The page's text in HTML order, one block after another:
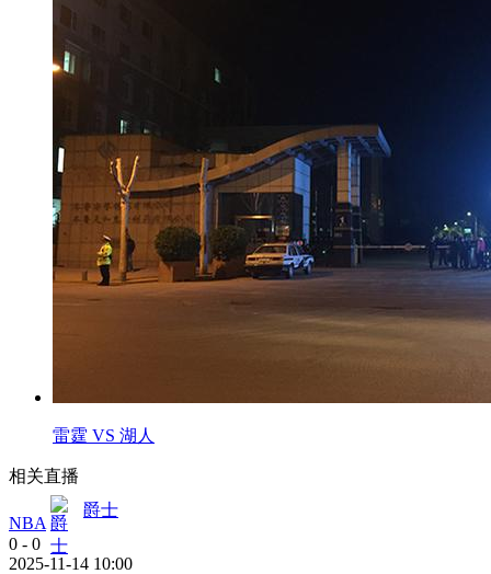
雷霆 VS 湖人
相关直播
NBA
爵士
0 - 0
2025-11-14 10:00